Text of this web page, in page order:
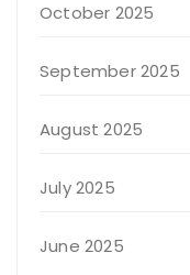
October 2025
September 2025
August 2025
July 2025
June 2025